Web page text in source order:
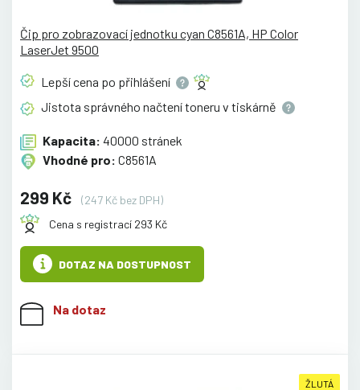
Čip pro zobrazovací jednotku cyan C8561A, HP Color
LaserJet 9500
Lepší cena po přihlášení
Jistota správného načtení toneru v tiskárně
Kapacita: 40000 stránek
Vhodné pro: C8561A
299 Kč
(247 Kč bez DPH)
Cena s registrací 293 Kč
DOTAZ NA DOSTUPNOST
Na dotaz
ŽLUTÁ